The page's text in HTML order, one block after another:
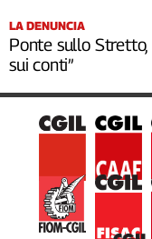
LA DENUNCIA
Ponte sullo Stretto,
sui conti”